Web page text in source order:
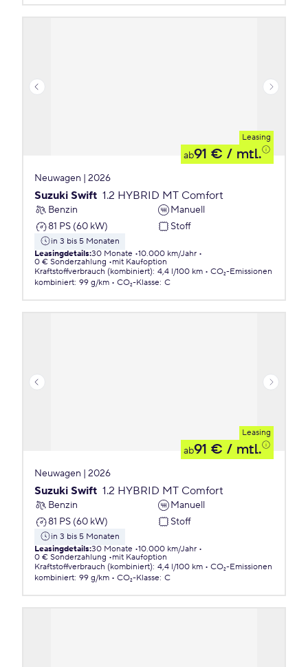
Leasing
ab91 € / mtl.
Neuwagen | 2026
Suzuki Swift 1.2 HYBRID MT Comfort
Benzin
Manuell
81 PS (60 kW)
Stoff
in 3 bis 5 Monaten
Leasingdetails:30 Monate 10.000 km/Jahr
0 € Sonderzahlung
mit Kaufoption
Kraftstoffverbrauch (kombiniert): 4,4 l/100 km
CO₂-Emissionen
kombiniert: 99 g/km CO₂-Klasse: C
Leasing
ab91 € / mtl.
Neuwagen | 2026
Suzuki Swift 1.2 HYBRID MT Comfort
Benzin
Manuell
81 PS (60 kW)
Stoff
in 3 bis 5 Monaten
Leasingdetails:30 Monate 10.000 km/Jahr
0 € Sonderzahlung
mit Kaufoption
Kraftstoffverbrauch (kombiniert): 4,4 l/100 km
CO₂-Emissionen
kombiniert: 99 g/km CO₂-Klasse: C